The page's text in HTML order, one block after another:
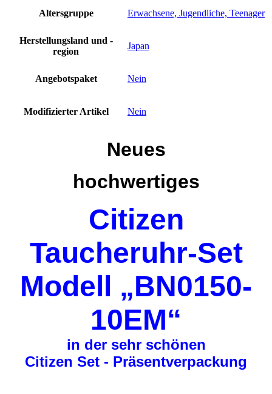
Altersgruppe Erwachsene, Jugendliche, Teenager
Herstellungsland und -
region
Japan
Angebotspaket Nein
Modifizierter Artikel Nein
Neues
hochwertiges
Citizen
Taucheruhr-Set
Modell „BN0150-
10EM“
in der sehr schönen
Citizen Set - Präsentverpackung